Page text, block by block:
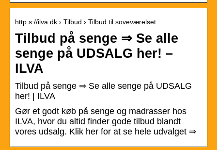
http s://ilva.dk › Tilbud › Tilbud til soveværelset
Tilbud på senge ⇒ Se alle
senge på UDSALG her! –
ILVA
Tilbud på senge ⇒ Se alle senge på UDSALG
her! | ILVA
Gør et godt køb på senge og madrasser hos
ILVA, hvor du altid finder gode tilbud blandt
vores udsalg. Klik her for at se hele udvalget ⇒